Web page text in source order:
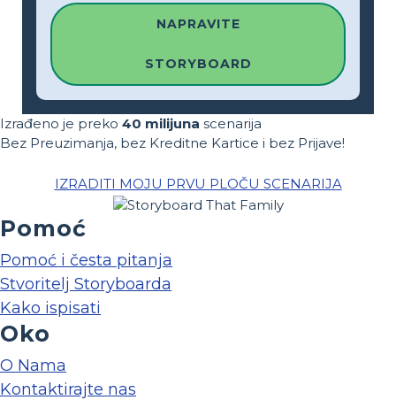
NAPRAVITE
STORYBOARD
Izrađeno je preko 40 milijuna scenarija
Bez Preuzimanja, bez Kreditne Kartice i bez Prijave!
IZRADITI MOJU PRVU PLOČU SCENARIJA
Pomoć
Pomoć i česta pitanja
Stvoritelj Storyboarda
Kako ispisati
Oko
O Nama
Kontaktirajte nas